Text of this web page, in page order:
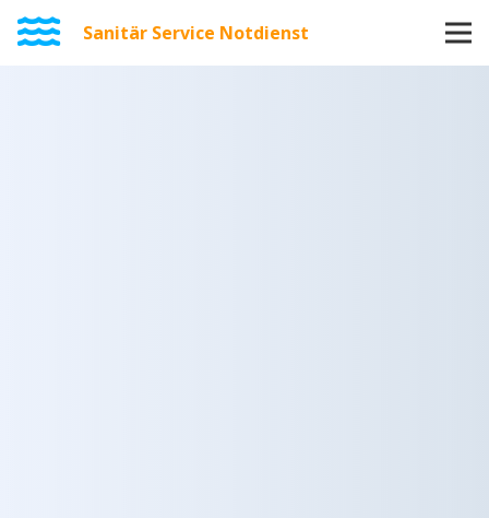
Sanitär Service Notdienst